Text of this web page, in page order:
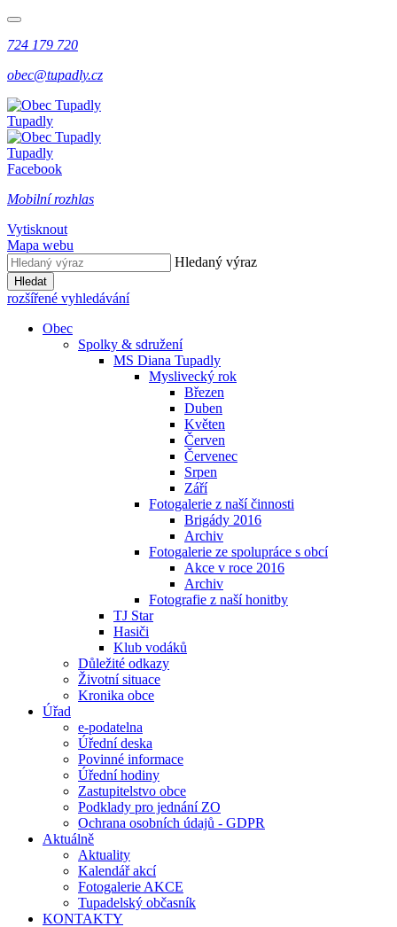
724 179 720
obec@tupadly.cz
Tupadly
Tupadly
Facebook
Mobilní rozhlas
Vytisknout
Mapa webu
Hledaný výraz
Hledat
rozšířené vyhledávání
Obec
Spolky & sdružení
MS Diana Tupadly
Myslivecký rok
Březen
Duben
Květen
Červen
Červenec
Srpen
Září
Fotogalerie z naší činnosti
Brigády 2016
Archiv
Fotogalerie ze spolupráce s obcí
Akce v roce 2016
Archiv
Fotografie z naší honitby
TJ Star
Hasiči
Klub vodáků
Důležité odkazy
Životní situace
Kronika obce
Úřad
e-podatelna
Úřední deska
Povinné informace
Úřední hodiny
Zastupitelstvo obce
Podklady pro jednání ZO
Ochrana osobních údajů - GDPR
Aktuálně
Aktuality
Kalendář akcí
Fotogalerie AKCE
Tupadelský občasník
KONTAKTY